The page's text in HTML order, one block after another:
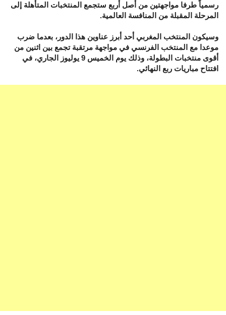
رسمياً طرفا مواجهتين من أصل أربع ستجمع المنتخبات المتأهلة إلى
المرحلة المقبلة من المنافسة العالمية.
وسيكون المنتخب المغربي أحد أبرز عناوين هذا الدور، بعدما ضرب
موعدا مع المنتخب الفرنسي في مواجهة مرتقبة تجمع بين اثنين من
أقوى منتخبات البطولة، وذلك يوم الخميس 9 يوليوز الجاري، في
افتتاح مباريات ربع النهائي.